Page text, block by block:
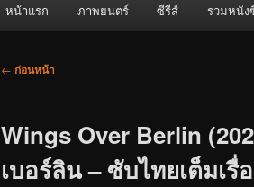
หน้าแรก ภาพยนตร์ ซีรีส์ รวมหนัง
เมนู
← ก่อนหน้า
Wings Over Berlin
เบอร์ลิน – ซับไทยเต็มเรื่